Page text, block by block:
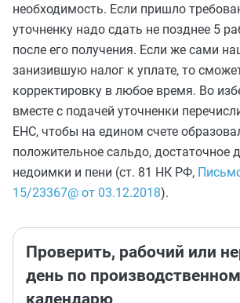
необходимость. Если пришло
уточненку надо сдать не позднее 5
после его получения. Если же сами
занизившую налог к уплате, то
корректировку в любое время. Во
вместе с подачей уточненки
ЕНС, чтобы на едином счете
положительное сальдо, достаточное
недоимки и пени (ст. 81 НК РФ,
15/23367@ от 03.12.2018).
Проверить, рабочий или
день по
календарю